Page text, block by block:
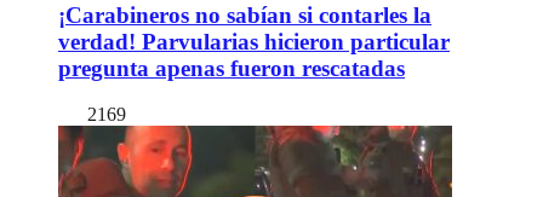
¡Carabineros no sabían si contarles la
verdad! Parvularias hicieron particular
pregunta apenas fueron rescatadas
2169